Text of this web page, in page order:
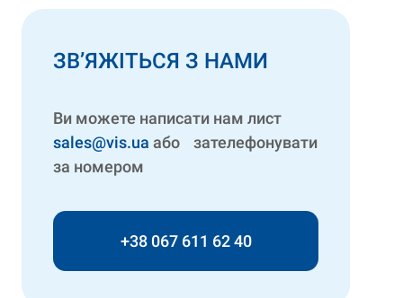
ЗВ’ЯЖІТЬСЯ З НАМИ
Ви можете написати нам лист
sales@vis.ua або зателефонувати
за номером
+38 067 611 62 40